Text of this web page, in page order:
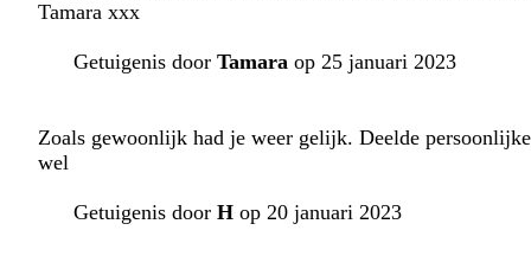
Tamara xxx
Getuigenis door Tamara op 25 januari 2023
Zoals gewoonlijk had je weer gelijk. Deelde
wel
Getuigenis door H op 20 januari 2023